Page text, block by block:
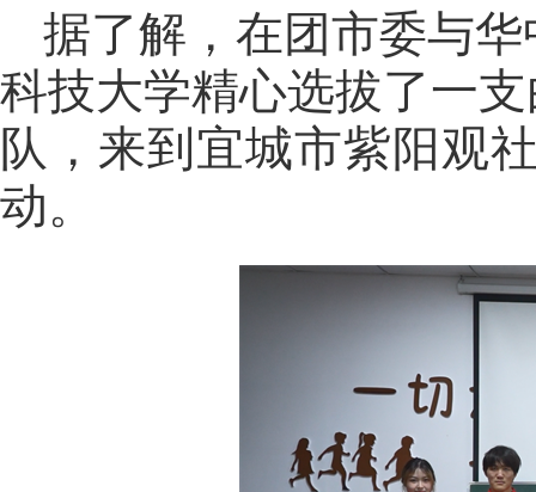
据了解，在团市委与
科技大学精心选拔了一
队，来到宜城市紫阳观
动。